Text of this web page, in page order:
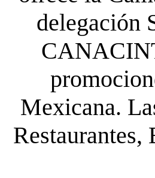
delegación
Mexicana.
Restaurantes,